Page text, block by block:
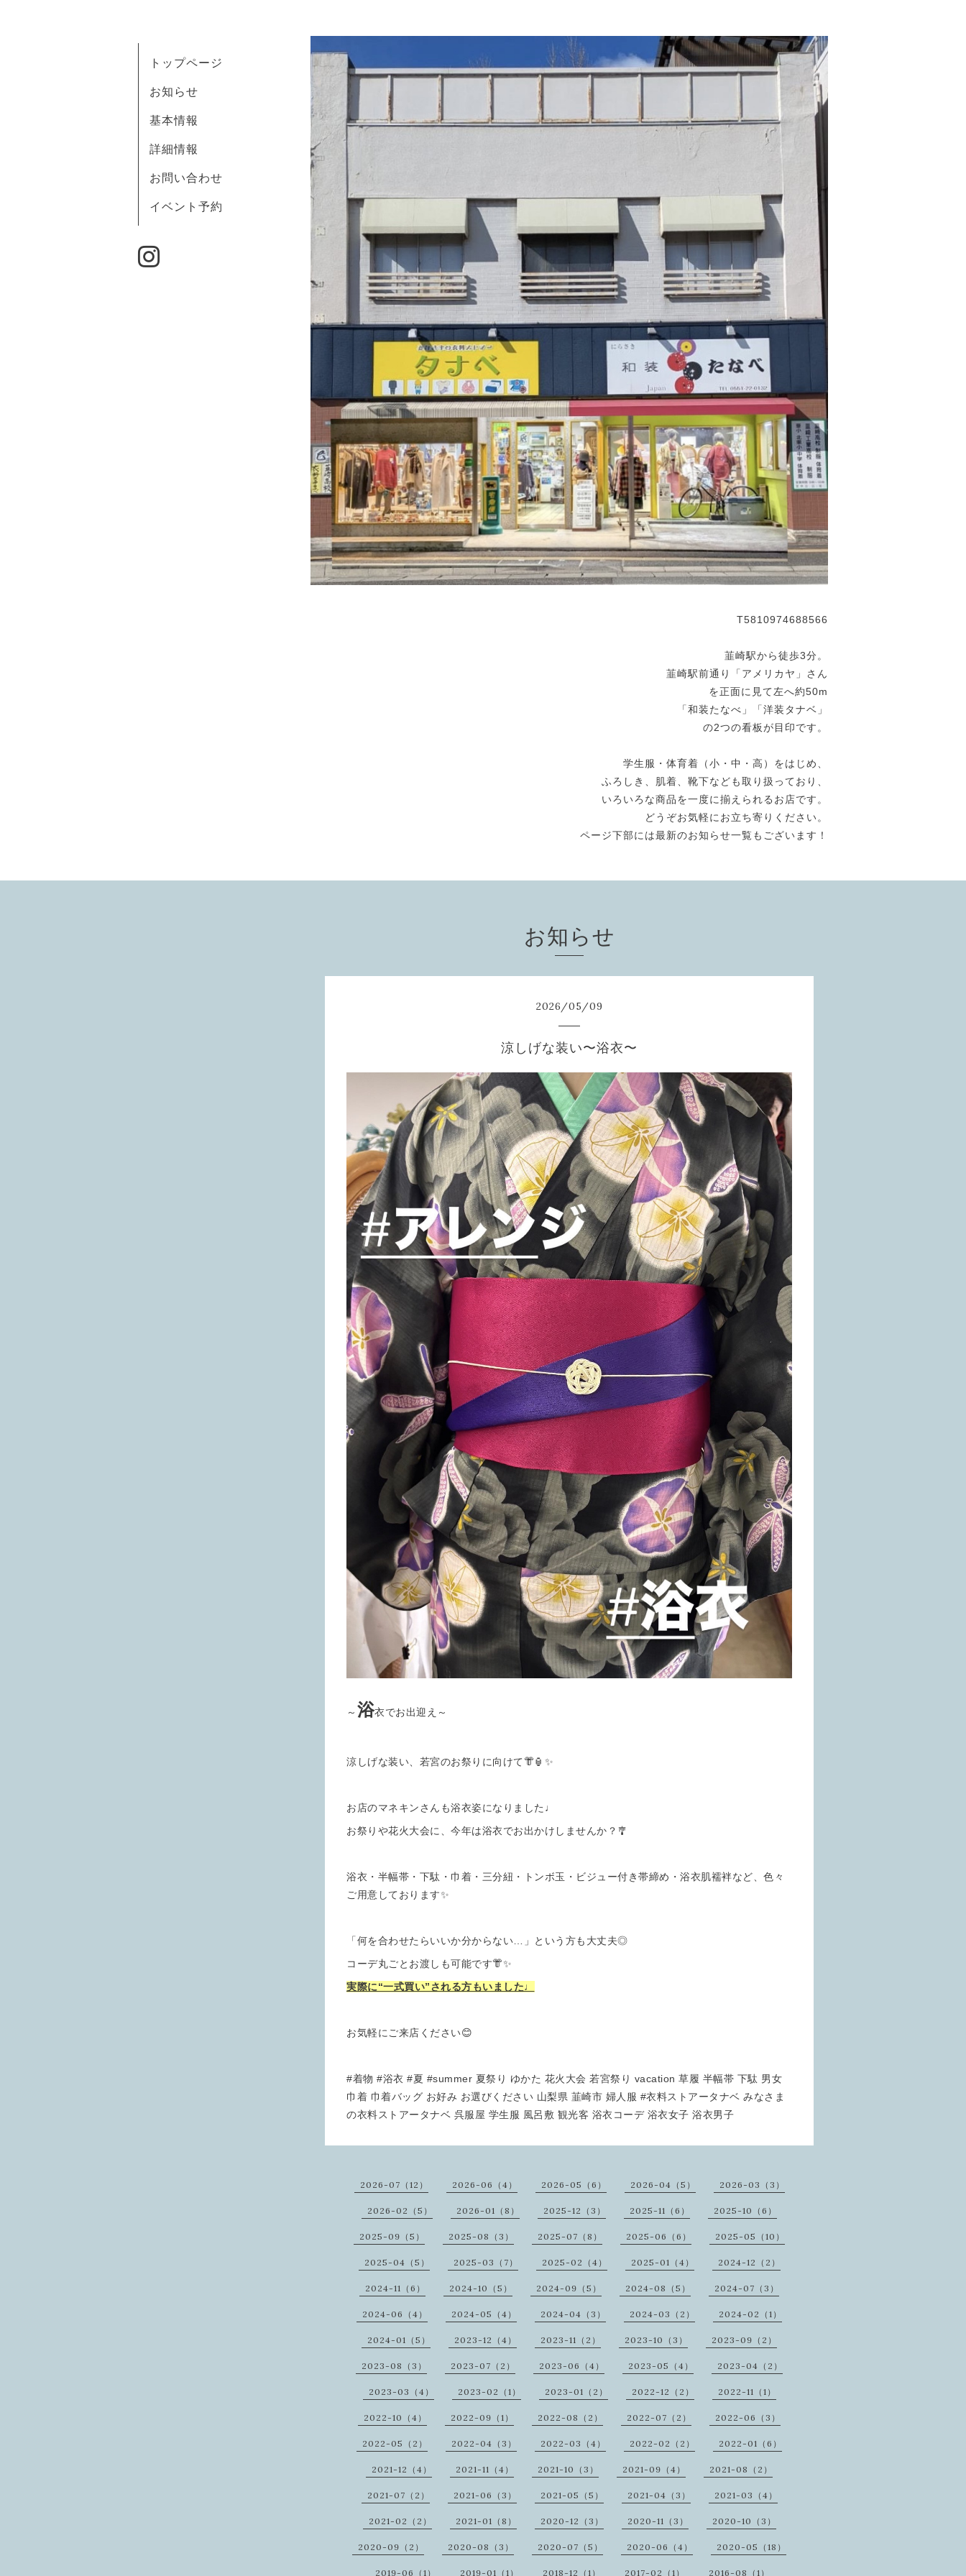
T5810974688566
韮崎駅から徒歩3分。
韮崎駅前通り「アメリカヤ」さん
を正面に見て左へ約50m
「和装たなべ」「洋装タナベ」
の2つの看板が目印です。
学生服・体育着（小・中・高）をはじめ、
ふろしき、肌着、靴下なども取り扱っており、
いろいろな商品を一度に揃えられるお店です。
どうぞお気軽にお立ち寄りください。
ページ下部には最新のお知らせ一覧もございます！
トップページ
お知らせ
基本情報
詳細情報
お問い合わせ
イベント予約
お知らせ
2026/05/09
涼しげな装い〜浴衣〜
～ 浴衣でお出迎え～
涼しげな装い、若宮のお祭りに向けて👘🏮✨
お店のマネキンさんも浴衣姿になりました♩
お祭りや花火大会に、今年は浴衣でお出かけしませんか？🎐
浴衣・半幅帯・下駄・巾着・三分紐・トンボ玉・ビジュー付き帯締め・浴衣肌襦袢など、色々
ご用意しております✨
「何を合わせたらいいか分からない…」という方も大丈夫◎
コーデ丸ごとお渡しも可能です👘✨
実際に“一式買い”される方もいました♩
お気軽にご来店ください😊
#着物 #浴衣 #夏 #summer 夏祭り ゆかた 花火大会 若宮祭り vacation 草履 半幅帯 下駄 男女
巾着 巾着バッグ お好み お選びください 山梨県 韮崎市 婦人服 #衣料ストアータナベ みなさま
の衣料ストアータナベ 呉服屋 学生服 風呂敷 観光客 浴衣コーデ 浴衣女子 浴衣男子
2026-07（12） 2026-06（4） 2026-05（6） 2026-04（5） 2026-03（3）
2026-02（5） 2026-01（8） 2025-12（3） 2025-11（6） 2025-10（6）
2025-09（5） 2025-08（3） 2025-07（8） 2025-06（6） 2025-05（10）
2025-04（5） 2025-03（7） 2025-02（4） 2025-01（4） 2024-12（2）
2024-11（6） 2024-10（5） 2024-09（5） 2024-08（5） 2024-07（3）
2024-06（4） 2024-05（4） 2024-04（3） 2024-03（2） 2024-02（1）
2024-01（5） 2023-12（4） 2023-11（2） 2023-10（3） 2023-09（2）
2023-08（3） 2023-07（2） 2023-06（4） 2023-05（4） 2023-04（2）
2023-03（4） 2023-02（1） 2023-01（2） 2022-12（2） 2022-11（1）
2022-10（4） 2022-09（1） 2022-08（2） 2022-07（2） 2022-06（3）
2022-05（2） 2022-04（3） 2022-03（4） 2022-02（2） 2022-01（6）
2021-12（4） 2021-11（4） 2021-10（3） 2021-09（4） 2021-08（2）
2021-07（2） 2021-06（3） 2021-05（5） 2021-04（3） 2021-03（4）
2021-02（2） 2021-01（8） 2020-12（3） 2020-11（3） 2020-10（3）
2020-09（2） 2020-08（3） 2020-07（5） 2020-06（4） 2020-05（18）
2019-06（1） 2019-01（1） 2018-12（1） 2017-02（1） 2016-08（1）